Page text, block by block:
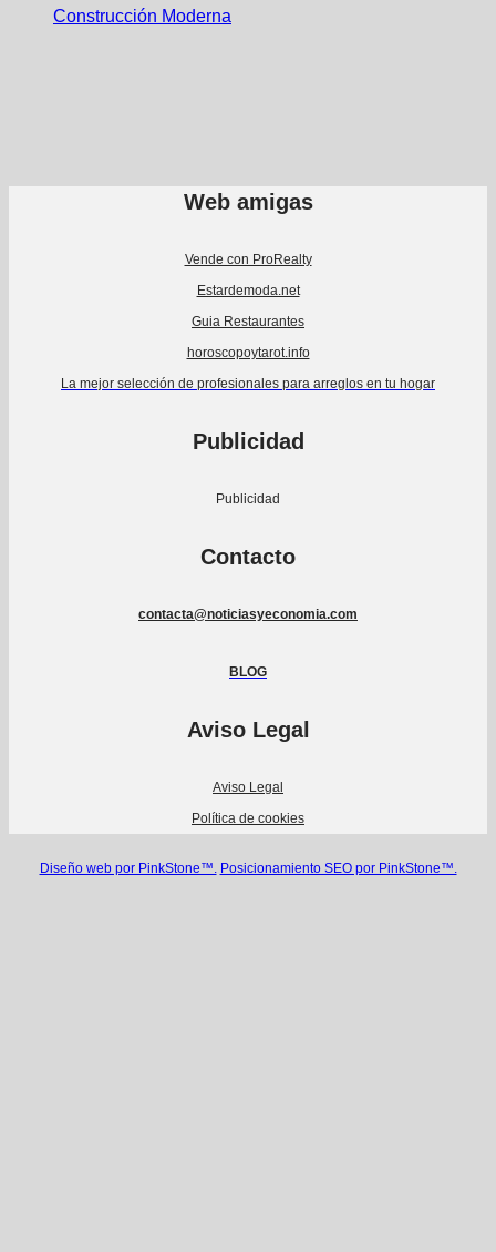
Construcción Moderna
Web amigas
Vende con ProRealty
Estardemoda.net
Guia Restaurantes
horoscopoytarot.info
La mejor selección de profesionales para arreglos en tu hogar
Publicidad
Publicidad
Contacto
contacta@noticiasyeconomia.com
BLOG
Aviso Legal
Aviso Legal
Política de cookies
Diseño web por PinkStone™. Posicionamiento SEO por PinkStone™.